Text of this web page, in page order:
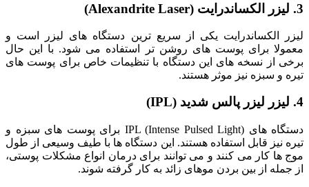
3. لیزر الکساندرایت (Alexandrite Laser)
لیزر الکساندرایت یکی از سریع ‌ترین دستگاه‌ های لیزر است و
معمولا برای پوست‌ های روشن ‌تر استفاده می‌ شود. با این حال
برخی از نسخه‌ های این دستگاه با تنظیمات خاص برای پوست ‌های
تیره و سبزه نیز موثر هستند.
4. لیزر لیزر پالس شدید (IPL)
دستگاه ‌های IPL (Intense Pulsed Light) برای پوست ‌های سبزه و
تیره نیز قابل استفاده هستند. این دستگاه‌ ها با طیف وسیعی از طول
موج ‌ها کار می کنند و می توانند برای درمان انواع مشکلات پوستی،
از جمله از بین بردن موهای زائد به کار گرفته شوند.